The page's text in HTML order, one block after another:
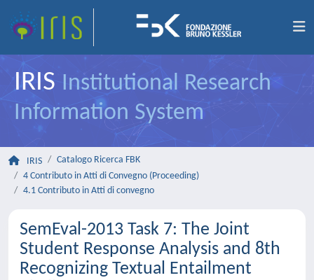
IRIS Institutional Research
Information System
IRIS
Catalogo Ricerca FBK
4 Contributo in Atti di Convegno (Proceeding)
4.1 Contributo in Atti di convegno
SemEval-2013 Task 7: The Joint
Student Response Analysis and 8th
Recognizing Textual Entailment